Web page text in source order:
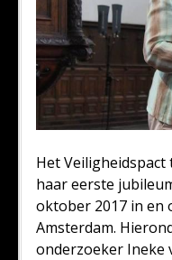
Het
haar eerste
oktober 2017 in en
Amsterdam.
onderzoeker Ineke